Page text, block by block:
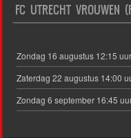
FC UTRECHT VROUWEN
Zondag 16 augustus 12:15
Zaterdag 22 augustus 14:00
Zondag 6 september 16:45